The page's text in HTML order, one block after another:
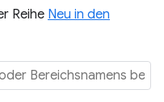
Reihe Neu in den